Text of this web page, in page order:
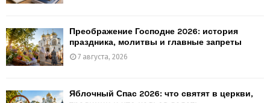
Преображение Господне 2026: история
праздника, молитвы и главные запреты
7 августа, 2026
Яблочный Спас 2026: что святят в церкви,